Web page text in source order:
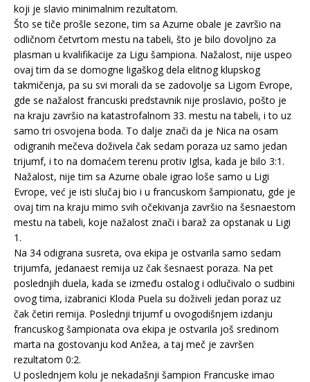
koji je slavio minimalnim rezultatom.
Što se tiče prošle sezone, tim sa Azurne obale je završio na
odličnom četvrtom mestu na tabeli, što je bilo dovoljno za
plasman u kvalifikacije za Ligu šampiona. Nažalost, nije uspeo
ovaj tim da se domogne ligaškog dela elitnog klupskog
takmičenja, pa su svi morali da se zadovolje sa Ligom Evrope,
gde se nažalost francuski predstavnik nije proslavio, pošto je
na kraju završio na katastrofalnom 33. mestu na tabeli, i to uz
samo tri osvojena boda. To dalje znači da je Nica na osam
odigranih mečeva doživela čak sedam poraza uz samo jedan
trijumf, i to na domaćem terenu protiv Iglsa, kada je bilo 3:1.
Nažalost, nije tim sa Azurne obale igrao loše samo u Ligi
Evrope, već je isti slučaj bio i u francuskom šampionatu, gde je
ovaj tim na kraju mimo svih očekivanja završio na šesnaestom
mestu na tabeli, koje nažalost znači i baraž za opstanak u Ligi
1.
Na 34 odigrana susreta, ova ekipa je ostvarila samo sedam
trijumfa, jedanaest remija uz čak šesnaest poraza. Na pet
poslednjih duela, kada se između ostalog i odlučivalo o sudbini
ovog tima, izabranici Kloda Puela su doživeli jedan poraz uz
čak četiri remija. Poslednji trijumf u ovogodišnjem izdanju
francuskog šampionata ova ekipa je ostvarila još sredinom
marta na gostovanju kod Anžea, a taj meč je završen
rezultatom 0:2.
U poslednjem kolu je nekadašnji šampion Francuske imao